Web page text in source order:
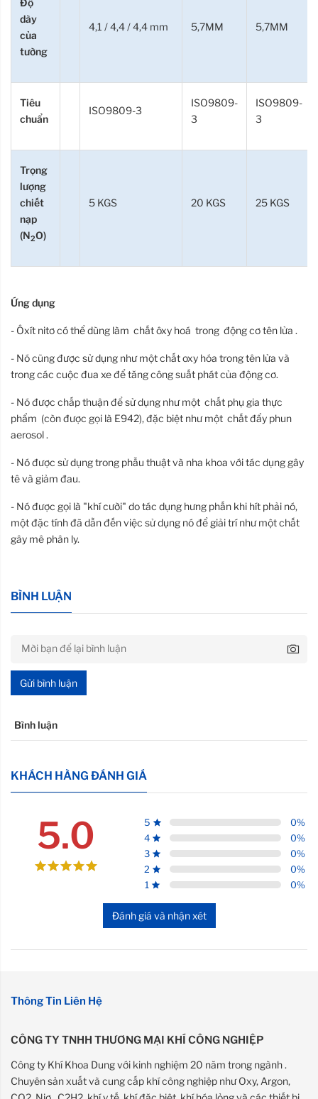
Độ
dày
của
tường
4,1 / 4,4 / 4,4 mm 5,7MM 5,7MM
Tiêu
chuẩn
ISO9809-3
ISO9809-
3
ISO9809-
3
Trọng
lượng
chiết
nạp
(N2O)
5 KGS 20 KGS 25 KGS
Ứng dụng
- Ôxít nitơ có thể dùng làm chất ôxy hoá trong động cơ tên lửa .
- Nó cũng được sử dụng như một chất oxy hóa trong tên lửa và
trong các cuộc đua xe để tăng công suất phát của động cơ.
- Nó được chấp thuận để sử dụng như một chất phụ gia thực
phẩm (còn được gọi là E942), đặc biệt như một chất đẩy phun
aerosol .
- Nó được sử dụng trong phẫu thuật và nha khoa với tác dụng gây
tê và giảm đau.
- Nó được gọi là "khí cười" do tác dụng hưng phấn khi hít phải nó,
một đặc tính đã dẫn đến việc sử dụng nó để giải trí như một chất
gây mê phân ly.
BÌNH LUẬN
Gửi bình luận
Bình luận
KHÁCH HÀNG ĐÁNH GIÁ
5.0 5 0%
4
0%
3
0%
2
0%
1
0%
Đánh giá và nhận xét
Thông Tin Liên Hệ
CÔNG TY TNHH THƯƠNG MẠI KHÍ CÔNG NGHIỆP
Công ty Khí Khoa Dung với kinh nghiệm 20 năm trong ngành .
Chuyên sản xuất và cung cấp khí công nghiệp như Oxy, Argon,